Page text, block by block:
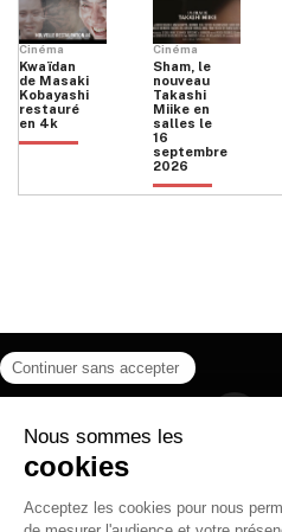
Cinéma
Kwaïdan
de Masaki
Kobayashi
restauré
en 4k
Cinéma
Sham, le
nouveau
Takashi
Miike en
salles le
16
septembre
2026
POLITIQUE DE